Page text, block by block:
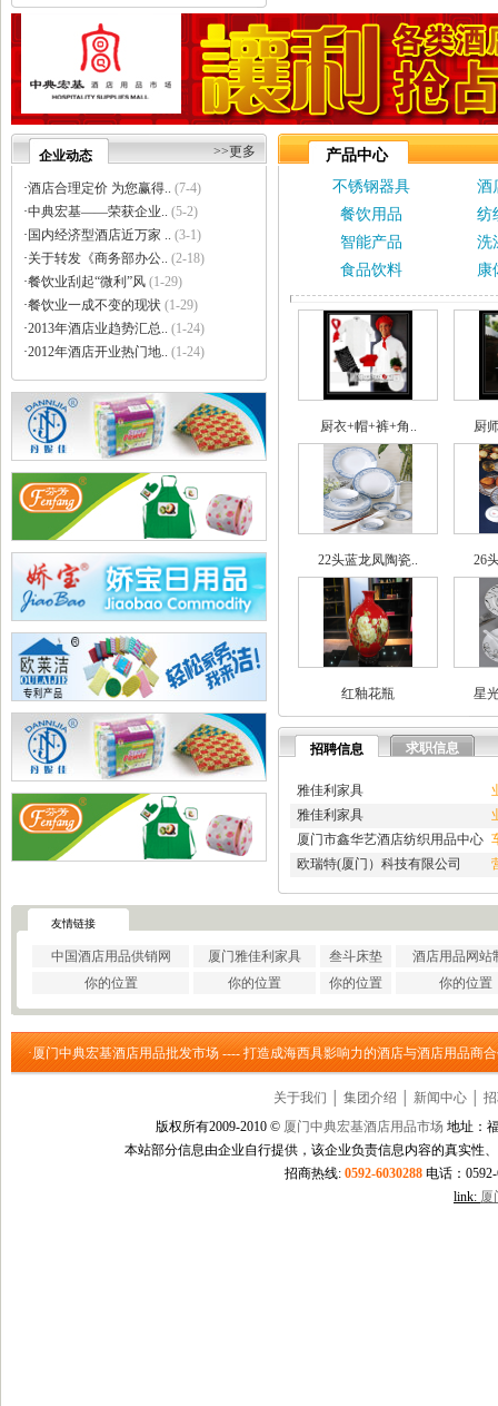
·郑州大沽贸易有限公司
东莞市立达信皮革有限公司
深圳市元世通电子有限公司
深圳市讯能电子有限公司
德州合丰液压机具有限公司
·泰州市多妮士机械制造有限..
·东莞市幸运（广印牌）印花..
·济南柏克电力设备有限公司
·沧州市德源钢管有限公司
·北京德诺和科技有限公司
·厦门立刻品牌策划有限公司
·巩义市天佑机械制造有限公..
厦门简氏商贸有限公司
祥辉陶瓷
上海金卢环保设备有限公司
深圳市中创国际物流有限公..
·兄弟网络公司
·海腾高修工程有限公司
深圳市讯搜科技有限公司
·如皋市久恒机械制造有限公..
· 宜居佳美家具有限公司
淄博蓝剑新材科技羟基乙腈..
·深圳市石英建材工程有限公..
武汉南瑞电气有限公司
·深圳凯旋国际旅行社有限公..
· 重庆天鹰起重机械有限公司
·宁波高新区克法拉电子科技..
·内蒙古铁骑村
·深圳市新魅影科技有限公司
·香港欧世敦集团有限公司
· 东莞市长岩润滑油有限公司
苏州朗玛过滤器材有限公司
聊城正亿金属材料有限公司
·河南省华升矿机有限公司
·高锋新颖建材（苏州）有限..
广州劲封行工程机械有限公..
巩义市瑞祥供水材料有限公..
洛阳大泉水处理设备有限公..
上海信衡电子地磅模块台秤..
·郑州大沽贸易有限公司
·东莞市立达信皮革有限公司
·深圳市元世通电子有限公司
·深圳市讯能电子有限公司
泰州市多妮士机械制造有限..
东莞市幸运（广印牌）印花..
企业动态 >>更多
·酒店合理定价 为您赢得.. (7-4)
·中典宏基——荣获企业.. (5-2)
· 国内经济型酒店近万家 .. (3-1)
·关于转发《商务部办公.. (2-18)
·餐饮业刮起“微利”风 (1-29)
·餐饮业一成不变的现状 (1-29)
·2013年酒店业趋势汇总.. (1-24)
·2012年酒店开业热门地.. (1-24)
产品中心
不锈钢器具
酒
餐饮用品
纺
智能产品
洗
食品饮料
康
厨衣+帽+裤+角.. 厨
22头蓝龙凤陶瓷.. 26
红釉花瓶 星
招聘信息 求职信息
雅佳利家具
雅佳利家具
厦门市鑫华艺酒店纺织用品中心
欧瑞特(厦门）科技有限公司
友情链接
中国酒店用品供销网 厦门雅佳利家具 叁斗床垫
酒店用品网站
你的位置
你的位置 你的位置 你的位置
·厦门中典宏基酒店用品批发市场 ---- 打造成海西具影响力的酒店与酒店用品商
关于我们 集团介绍 新闻中心│
版权所有2009-2010 © 厦门中典宏基酒店用品市场 地址：
本站部分信息由企业自行提供，该企业负责信息内容的真实性
招商热线: 0592-6030288 电话：
link: 厦